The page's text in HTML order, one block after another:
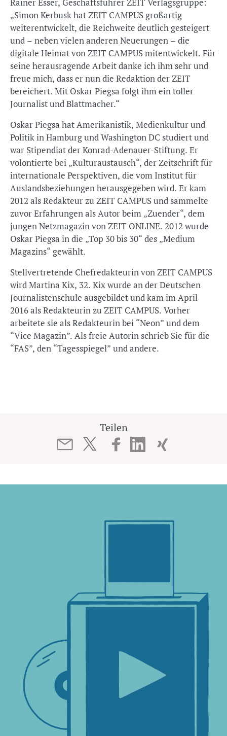
„Simon Kerbusk hat ZEIT CAMPUS großartig
weiterentwickelt, die Reichweite deutlich gesteigert
und – neben vielen anderen Neuerungen – die
digitale Heimat von ZEIT CAMPUS mitentwickelt. Für
seine herausragende Arbeit danke ich ihm sehr und
freue mich, dass er nun die Redaktion der ZEIT
bereichert. Mit Oskar Piegsa folgt ihm ein toller
Journalist und Blattmacher.“
Oskar Piegsa hat Amerikanistik, Medienkultur und
Politik in Hamburg und Washington DC studiert und
war Stipendiat der Konrad-Adenauer-Stiftung. Er
volontierte bei „Kulturaustausch“, der Zeitschrift für
internationale Perspektiven, die vom Institut für
Auslandsbeziehungen herausgegeben wird. Er kam
2012 als Redakteur zu ZEIT CAMPUS und sammelte
zuvor Erfahrungen als Autor beim „Zuender“, dem
jungen Netzmagazin von ZEIT ONLINE. 2012 wurde
Oskar Piegsa in die „Top 30 bis 30“ des „Medium
Magazins“ gewählt.
Stellvertretende Chefredakteurin von ZEIT CAMPUS
wird Martina Kix, 32. Kix wurde an der Deutschen
Journalistenschule ausgebildet und kam im April
2016 als Redakteurin zu ZEIT CAMPUS. Vorher
arbeitete sie als Redakteurin bei “Neon” und dem
“Vice Magazin”. Als freie Autorin schrieb Sie für die
“FAS”, den “Tagesspiegel” und andere.
Teilen